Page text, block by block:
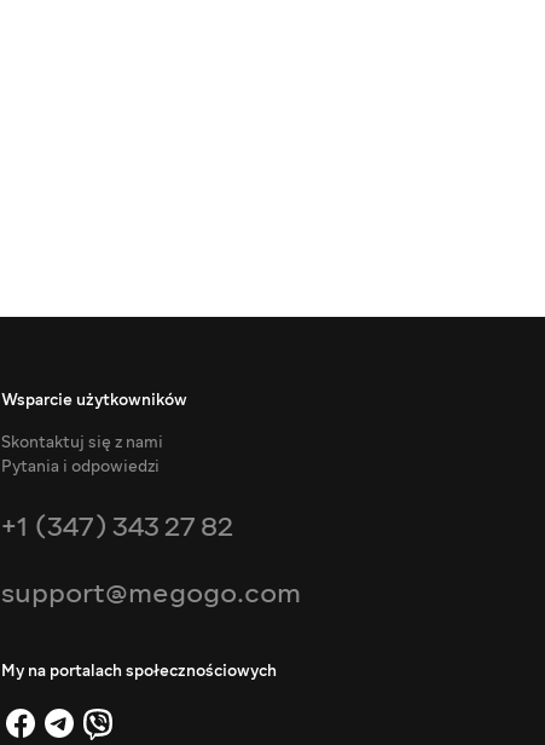
Wsparcie użytkowników
Skontaktuj się z nami
Pytania i odpowiedzi
+1 (347) 343 27 82
support@megogo.com
My na portalach społecznościowych